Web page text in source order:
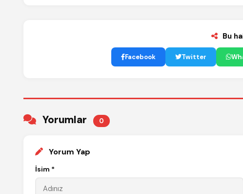
Bu
Facebook Twitter
Yorumlar 0
Yorum Yap
İsim *